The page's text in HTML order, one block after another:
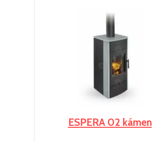
ESPERA 02 kámen